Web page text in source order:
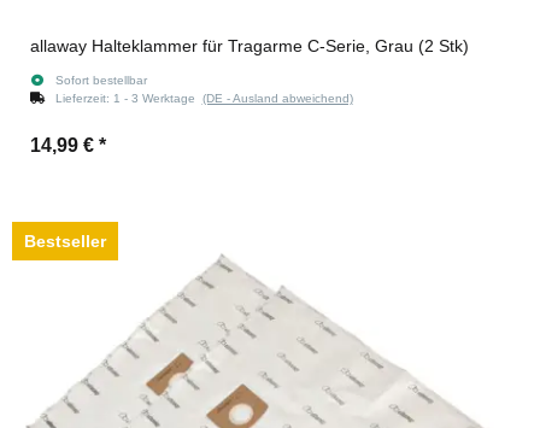
allaway Halteklammer für Tragarme C-Serie, Grau (2 Stk)
Sofort bestellbar
Lieferzeit: 1 - 3 Werktage (DE - Ausland abweichend)
14,99 € *
Bestseller